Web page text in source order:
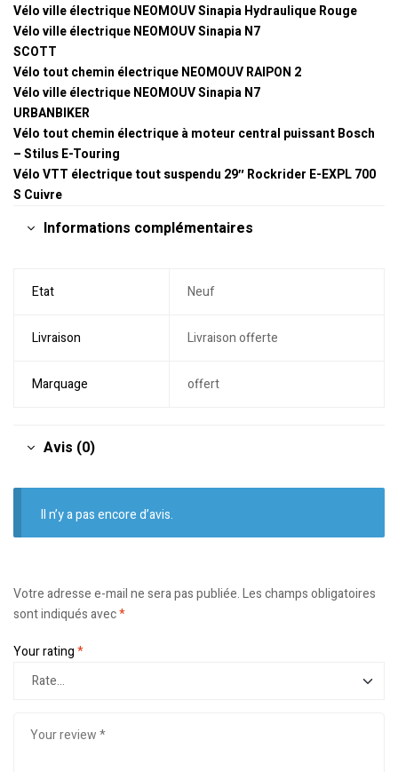
Vélo ville électrique NEOMOUV Sinapia Hydraulique Rouge
Vélo ville électrique NEOMOUV Sinapia N7
SCOTT
Vélo tout chemin électrique NEOMOUV RAIPON 2
Vélo ville électrique NEOMOUV Sinapia N7
URBANBIKER
Vélo tout chemin électrique à moteur central puissant Bosch
– Stilus E-Touring
Vélo VTT électrique tout suspendu 29″ Rockrider E-EXPL 700
S Cuivre
Informations complémentaires
Etat Neuf
Livraison Livraison offerte
Marquage offert
Avis (0)
Il n’y a pas encore d’avis.
Votre adresse e-mail ne sera pas publiée.Les champs obligatoires
sont indiqués avec*
Your rating*